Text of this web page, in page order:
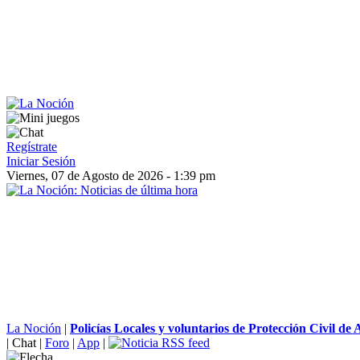
Regístrate
Iniciar Sesión
Viernes, 07 de Agosto de 2026 - 1:39 pm
La Noción | Policías Locales y voluntarios de Protección Civil de
| Chat | Foro | App |